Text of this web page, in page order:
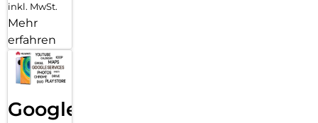
inkl. MwSt.
Mehr
erfahren
Google